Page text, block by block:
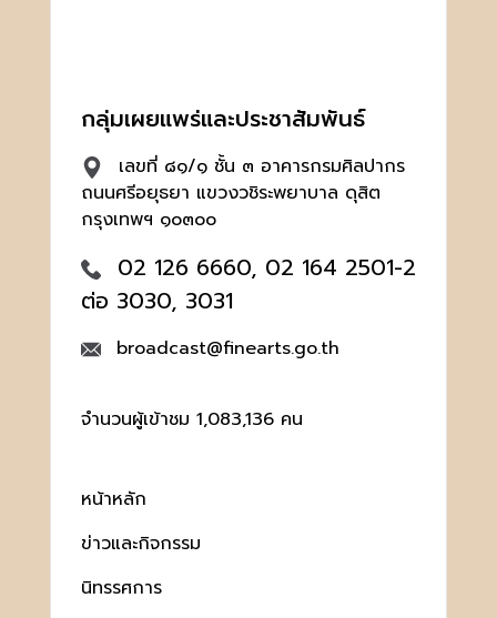
กลุ่มเผยแพร่และประชาสัมพันธ์
เลขที่ ๘๑/๑ ชั้น ๓ อาคารกรมศิลปากร
ถนนศรีอยุธยา แขวงวชิระพยาบาล ดุสิต
กรุงเทพฯ ๑๐๓๐๐
02 126 6660, 02 164 2501-2
ต่อ 3030, 3031
broadcast@finearts.go.th
จำนวนผู้เข้าชม 1,083,136 คน
หน้าหลัก
ข่าวและกิจกรรม
นิทรรศการ